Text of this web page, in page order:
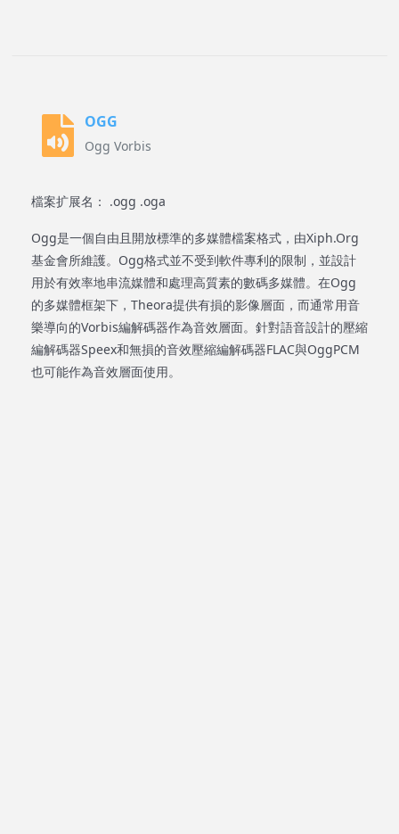
OGG
Ogg Vorbis
檔案扩展名： .ogg .oga
Ogg是一個自由且開放標準的多媒體檔案格式，由Xiph.Org
基金會所維護。Ogg格式並不受到軟件專利的限制，並設計
用於有效率地串流媒體和處理高質素的數碼多媒體。在Ogg
的多媒體框架下，Theora提供有損的影像層面，而通常用音
樂導向的Vorbis編解碼器作為音效層面。針對語音設計的壓縮
編解碼器Speex和無損的音效壓縮編解碼器FLAC與OggPCM
也可能作為音效層面使用。